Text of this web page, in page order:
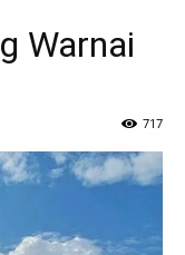
Warnai
717